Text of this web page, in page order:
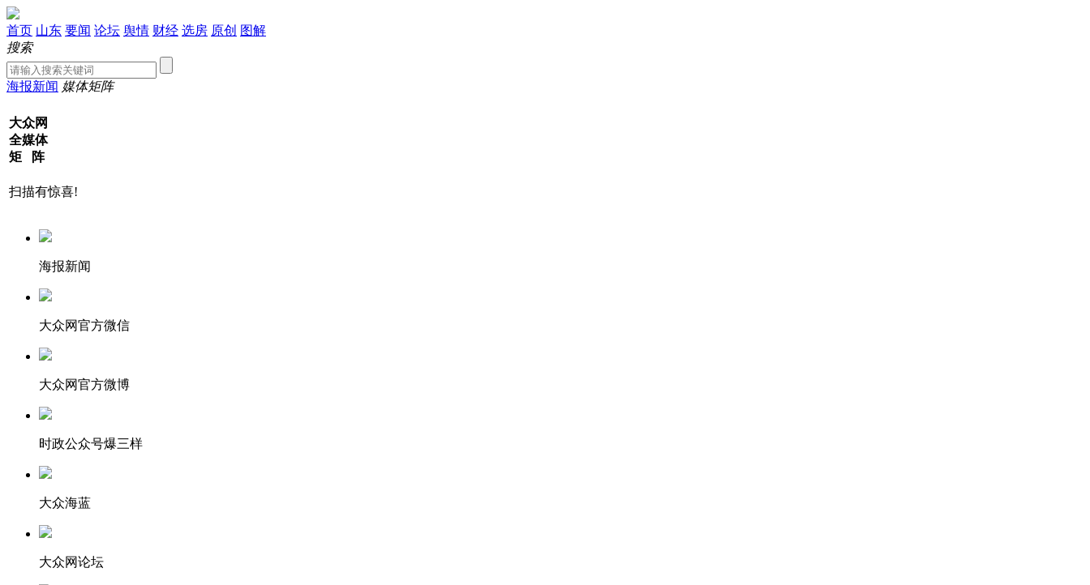
首页 山东 要闻 论坛 舆情 财经 选房 原创 图解
搜索
海报新闻 媒体矩阵
大众网
全媒体
矩 阵
扫描有惊喜!
海报新闻
大众网官方微信
大众网官方微博
时政公众号爆三样
大众海蓝
大众网论坛